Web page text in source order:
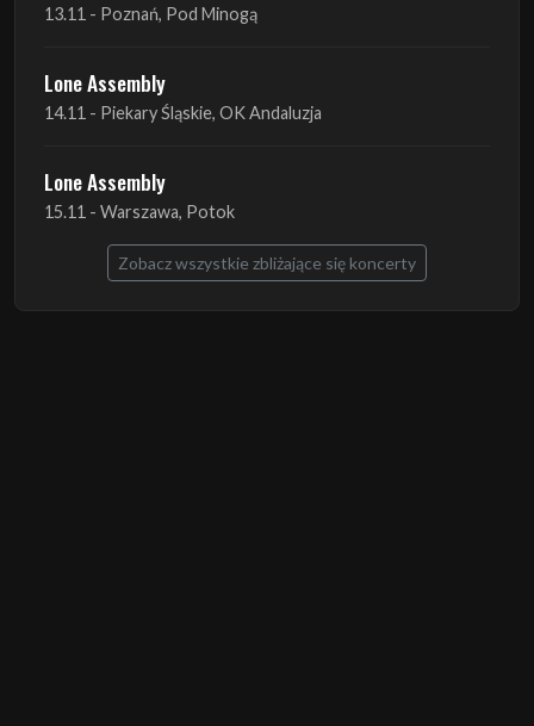
13.11 - Poznań, Pod Minogą
Lone Assembly
14.11 - Piekary Śląskie, OK Andaluzja
Lone Assembly
15.11 - Warszawa, Potok
Zobacz wszystkie zbliżające się koncerty